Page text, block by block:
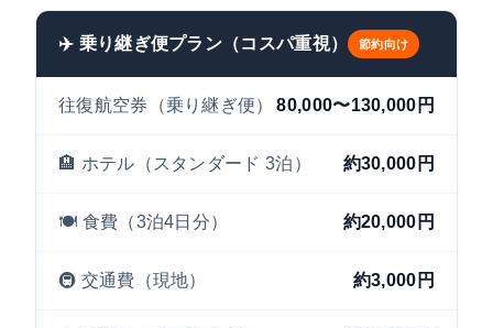
✈️ 乗り継ぎ便プラン（コスパ重視） 節約向け
往復航空券（乗り継ぎ便） 80,000〜130,000円
🏨 ホテル（スタンダード 3泊） 約30,000円
🍽️ 食費（3泊4日分） 約20,000円
🚇 交通費（現地） 約3,000円